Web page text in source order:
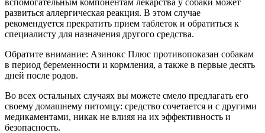
вспомогательным компонентам лекарства у собаки может
развиться аллергическая реакция. В этом случае
рекомендуется прекратить прием таблеток и обратиться к
специалисту для назначения другого средства.
Обратите внимание: Азинокс Плюс противопоказан собакам
в период беременности и кормления, а также в первые десять
дней после родов.
Во всех остальных случаях вы можете смело предлагать его
своему домашнему питомцу: средство сочетается и с другими
медикаментами, никак не влияя на их эффективность и
безопасность.